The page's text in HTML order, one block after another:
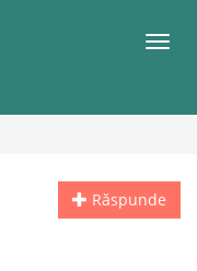
Răspunde